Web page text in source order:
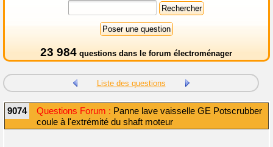
23 984 questions dans le forum électroménager
Liste des questions
9074 Questions Forum : Panne lave vaisselle GE Potscrubber
coule à l'extrémité du shaft moteur